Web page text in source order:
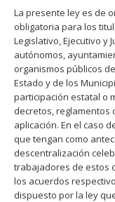
La presente ley es de
obligatoria para los
Legislativo, Ejecutivo y
autónomos,
organismos públicos
Estado y de los
participación estatal o
decretos, reglamentos
aplicación. En el caso
que tengan como
descentralización
trabajadores de estos
los acuerdos
dispuesto por la ley